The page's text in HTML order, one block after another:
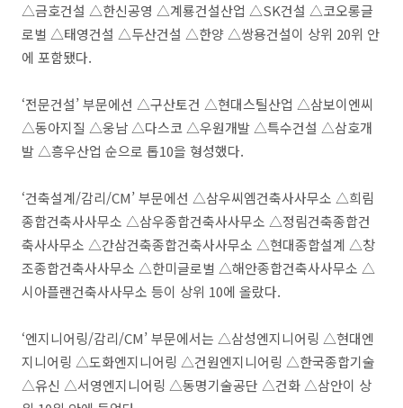
△금호건설 △한신공영 △계룡건설산업 △SK건설 △코오롱글
로벌 △태영건설 △두산건설 △한양 △쌍용건설이 상위 20위 안
에 포함됐다.
‘전문건설’ 부문에선 △구산토건 △현대스틸산업 △삼보이엔씨
△동아지질 △웅남 △다스코 △우원개발 △특수건설 △삼호개
발 △흥우산업 순으로 톱10을 형성했다.
‘건축설계/감리/CM’ 부문에선 △삼우씨엠건축사사무소 △희림
종합건축사사무소 △삼우종합건축사사무소 △정림건축종합건
축사사무소 △간삼건축종합건축사사무소 △현대종합설계 △창
조종합건축사사무소 △한미글로벌 △해안종합건축사사무소 △
시아플랜건축사사무소 등이 상위 10에 올랐다.
‘엔지니어링/감리/CM’ 부문에서는 △삼성엔지니어링 △현대엔
지니어링 △도화엔지니어링 △건원엔지니어링 △한국종합기술
△유신 △서영엔지니어링 △동명기술공단 △건화 △삼안이 상